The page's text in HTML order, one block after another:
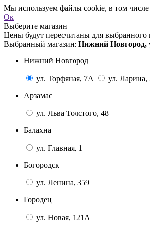
Мы используем файлы cookie, в том числе
Ок
Выберите магазин
Цены будут пересчитаны для выбранного
Выбранный магазин: Нижний Новгород,
Нижний Новгород
ул. Торфяная, 7А
ул. Ларина,
Арзамас
ул. Льва Толстого, 48
Балахна
ул. Главная, 1
Богородск
ул. Ленина, 359
Городец
ул. Новая, 121А